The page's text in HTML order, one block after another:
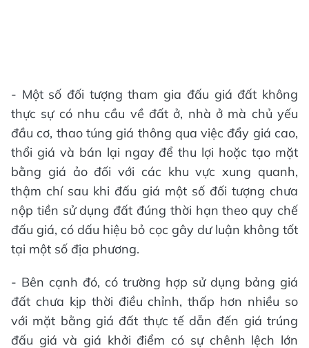
- Một số đối tượng tham gia đấu giá đất không
thực sự có nhu cầu về đất ở, nhà ở mà chủ yếu
đầu cơ, thao túng giá thông qua việc đẩy giá cao,
thổi giá và bán lại ngay để thu lợi hoặc tạo mặt
bằng giá ảo đối với các khu vực xung quanh,
thậm chí sau khi đấu giá một số đối tượng chưa
nộp tiền sử dụng đất đúng thời hạn theo quy chế
đấu giá, có dấu hiệu bỏ cọc gây dư luận không tốt
tại một số địa phương.
- Bên cạnh đó, có trường hợp sử dụng bảng giá
đất chưa kịp thời điều chỉnh, thấp hơn nhiều so
với mặt bằng giá đất thực tế dẫn đến giá trúng
đấu giá và giá khởi điểm có sự chênh lệch lớn